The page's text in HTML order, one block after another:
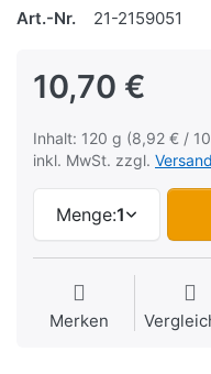
Art.-Nr. 21-2159051
10,70 €
Inhalt: 120 g (8,92 € /
inkl. MwSt. zzgl.
Menge:1
Merken